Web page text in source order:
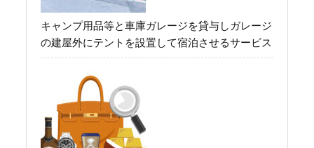
キャンプ用品等と車庫ガレージを貸与しガレージ
の建屋外にテントを設置して宿泊させるサービス